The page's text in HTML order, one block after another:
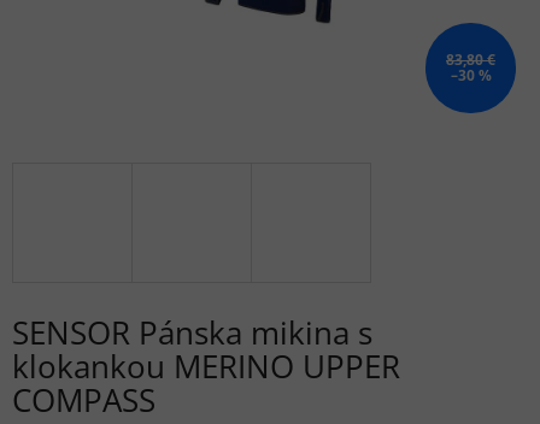
83,80 €
–30 %
SENSOR Pánska mikina s
klokankou MERINO UPPER
COMPASS